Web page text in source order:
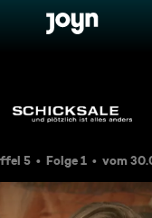
5 Folge 1 vom